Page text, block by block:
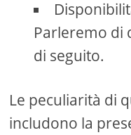
Parleremo di
di seguito.
Le peculiarità di
includono la